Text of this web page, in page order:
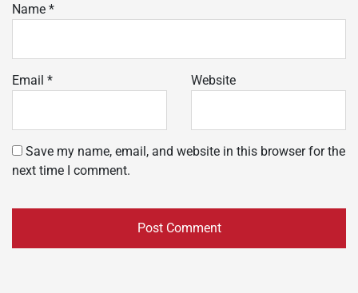
Name *
Email * Website
Save my name, email, and website in this browser for the
next time I comment.